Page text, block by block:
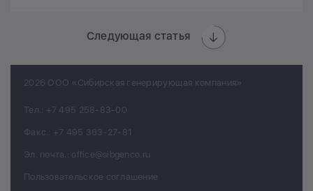
Следующая статья
2026 ООО «Сибирская генерирующая компания»
Тел.: +7 495 258-83-00
Факс.: +7 495 363-27-81
Эл. почта.: office@sibgenco.ru
Пользовательское соглашение